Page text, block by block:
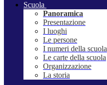
Scuola
Panoramica
Presentazione
I luoghi
Le persone
I numeri della scuola
Le carte della scuola
Organizzazione
La storia